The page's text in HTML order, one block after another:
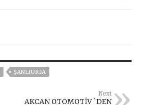
ŞANLIURFA
Next
AKCAN OTOMOTİV `DEN